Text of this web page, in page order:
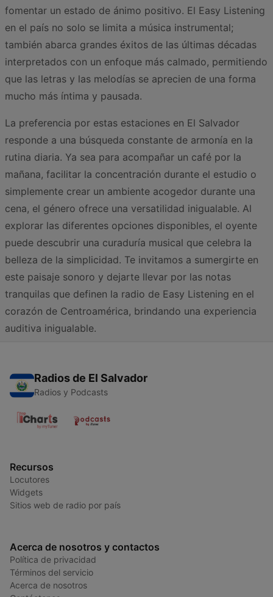
fomentar un estado de ánimo positivo. El Easy Listening
en el país no solo se limita a música instrumental;
también abarca grandes éxitos de las últimas décadas
interpretados con un enfoque más calmado, permitiendo
que las letras y las melodías se aprecien de una forma
mucho más íntima y pausada.
La preferencia por estas estaciones en El Salvador
responde a una búsqueda constante de armonía en la
rutina diaria. Ya sea para acompañar un café por la
mañana, facilitar la concentración durante el estudio o
simplemente crear un ambiente acogedor durante una
cena, el género ofrece una versatilidad inigualable. Al
explorar las diferentes opciones disponibles, el oyente
puede descubrir una curaduría musical que celebra la
belleza de la simplicidad. Te invitamos a sumergirte en
este paisaje sonoro y dejarte llevar por las notas
tranquilas que definen la radio de Easy Listening en el
corazón de Centroamérica, brindando una experiencia
auditiva inigualable.
Radios de El Salvador
Radios y Podcasts
Recursos
Locutores
Widgets
Sitios web de radio por país
Acerca de nosotros y contactos
Política de privacidad
Términos del servicio
Acerca de nosotros